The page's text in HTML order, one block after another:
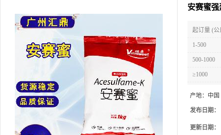
安赛蜜强
起订量 (公
1-500
500-1000
≥1000
产地： 中国
发布日期：
更新日期：